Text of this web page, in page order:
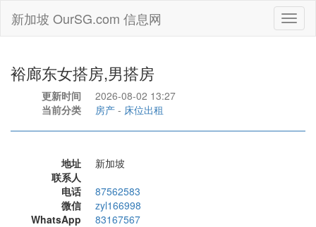
新加坡 OurSG.com 信息网
裕廊东女搭房,男搭房
更新时间
2026-08-02 13:27
当前分类
房产 - 床位出租
地址
新加坡
联系人
电话
87562583
微信
zyl166998
WhatsApp
83167567